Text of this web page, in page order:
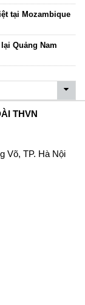
tại Mozambique
Quảng Nam
THVN
Võ, TP. Hà Nội